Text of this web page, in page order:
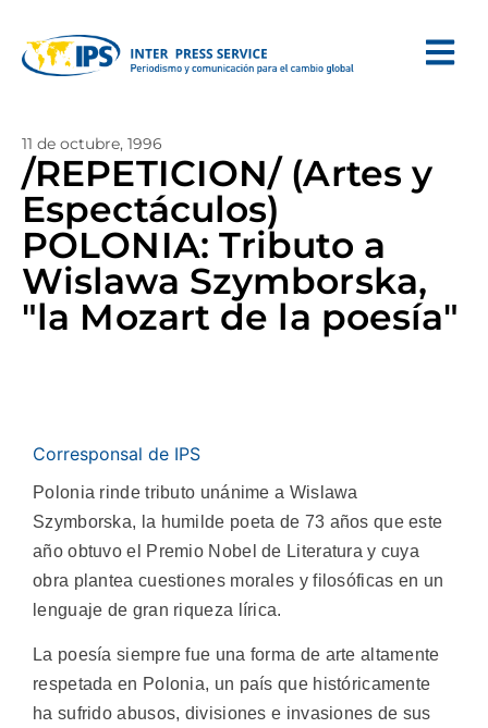
11 de octubre, 1996
/REPETICION/ (Artes y
Espectáculos)
POLONIA: Tributo a
Wislawa Szymborska,
"la Mozart de la poesía"
Corresponsal de IPS
Polonia rinde tributo unánime a Wislawa
Szymborska, la humilde poeta de 73 años que este
año obtuvo el Premio Nobel de Literatura y cuya
obra plantea cuestiones morales y filosóficas en un
lenguaje de gran riqueza lírica.
La poesía siempre fue una forma de arte altamente
respetada en Polonia, un país que históricamente
ha sufrido abusos, divisiones e invasiones de sus